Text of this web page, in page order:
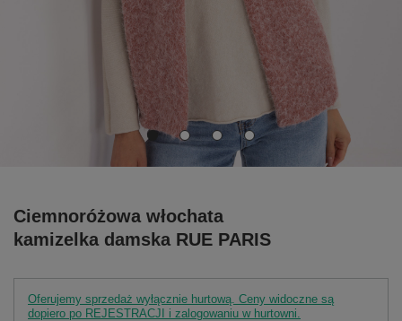
Ciemnoróżowa włochata
kamizelka damska RUE PARIS
Oferujemy sprzedaż wyłącznie hurtową. Ceny widoczne są
dopiero po REJESTRACJI i zalogowaniu w hurtowni.